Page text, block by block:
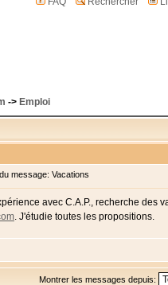
-> Emploi
message: Vacations
avec C.A.P., recherche des
. J'étudie toutes les propositions.
Montrer les messages depuis: